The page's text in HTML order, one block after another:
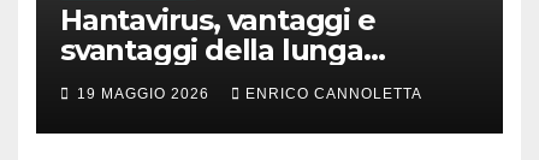
Hantavirus, vantaggi e
svantaggi della lunga
incubazione
19 MAGGIO 2026 ENRICO CANNOLETTA